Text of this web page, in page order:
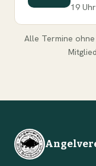
19
Alle Termine